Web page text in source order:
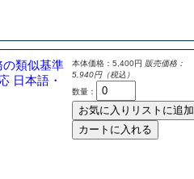
類似基準
日本語・
本体価格：5,400円 販売価格：
5,940円（税込）
数量：
お気に入りリストに追加
カートに入れる